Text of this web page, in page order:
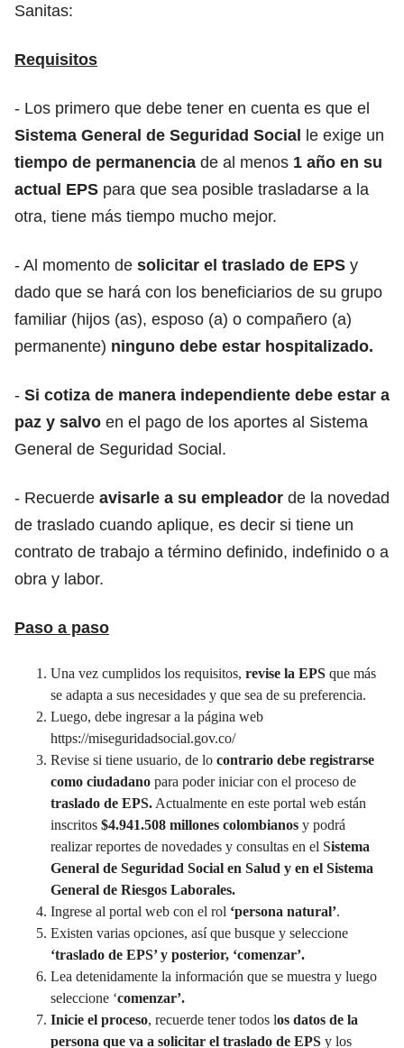
Sanitas:
Requisitos
- Los primero que debe tener en cuenta es que el
Sistema General de Seguridad Social le exige un
tiempo de permanencia de al menos 1 año en su
actual EPS para que sea posible trasladarse a la
otra, tiene más tiempo mucho mejor.
- Al momento de solicitar el traslado de EPS y
dado que se hará con los beneficiarios de su grupo
familiar (hijos (as), esposo (a) o compañero (a)
permanente) ninguno debe estar hospitalizado.
- Si cotiza de manera independiente debe estar a
paz y salvo en el pago de los aportes al Sistema
General de Seguridad Social.
- Recuerde avisarle a su empleador de la novedad
de traslado cuando aplique, es decir si tiene un
contrato de trabajo a término definido, indefinido o a
obra y labor.
Paso a paso
Una vez cumplidos los requisitos, revise la EPS que más
se adapta a sus necesidades y que sea de su preferencia.
Luego, debe ingresar a la página web
https://miseguridadsocial.gov.co/
Revise si tiene usuario, de lo contrario debe registrarse
como ciudadano para poder iniciar con el proceso de
traslado de EPS. Actualmente en este portal web están
inscritos $4.941.508 millones colombianos y podrá
realizar reportes de novedades y consultas en el Sistema
General de Seguridad Social en Salud y en el Sistema
General de Riesgos Laborales.
Ingrese al portal web con el rol ‘persona natural’.
Existen varias opciones, así que busque y seleccione
‘traslado de EPS’ y posterior, ‘comenzar’.
Lea detenidamente la información que se muestra y luego
seleccione ‘comenzar’.
Inicie el proceso, recuerde tener todos los datos de la
persona que va a solicitar el traslado de EPS y los